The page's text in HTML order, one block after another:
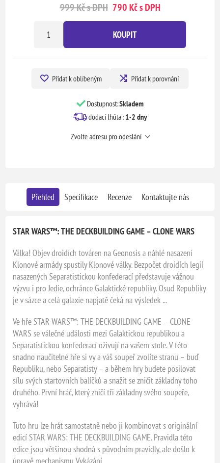
999 Kč s DPH 790 Kč s DPH
KOUPIT
Přidat k oblíbeným Přidat k porovnání
Dostupnost:Skladem
dodací lhůta :1-2 dny
Zvolte adresu pro odeslání
Přehled Specifikace Recenze Kontaktujte nás
STAR WARS™: THE DECKBUILDING GAME – CLONE WARS
Válka! Objev droidích továren na Geonosis a náhlé nasazení
Klonové armády spustily Klonové války. Bezpočet droidích legií
nasazených Separatistickou konfederací představuje vážnou
výzvu i pro Jedie, ochránce Galaktické republiky. Osud Republiky
je v sázce a celá galaxie napjatě čeká na výsledek ...
Ve hře STAR WARS™: THE DECKBUILDING GAME – CLONE
WARS se válečné události mezi Galaktickou republikou a
Separatistickou konfederací oživují na vašem stole. V této
snadno naučitelné hře si vy a váš soupeř zvolíte stranu – buď
Republiku, nebo Separatisty – a během hry budete posilovat
sílu svých startovních balíčků a snažit se zničit základny toho
druhého. První hráč, který zničí tři základny svého soupeře,
vyhrává!
Tuto hru lze hrát samostatně nebo ji kombinovat s originální
edicí STAR WARS: THE DECKBUILDING GAME. Pravidla této
edice jsou většinou shodná s původním pravidly, ale došlo k